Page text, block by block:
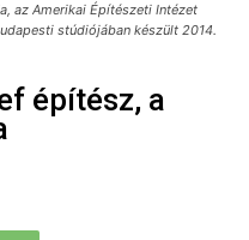
az Amerikai Építészeti Intézet
stúdiójában készült 2014.
építész, a